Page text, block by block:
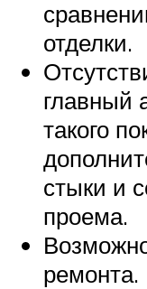
отделки.
главный
такого
стыки и
проема.
ремонта.